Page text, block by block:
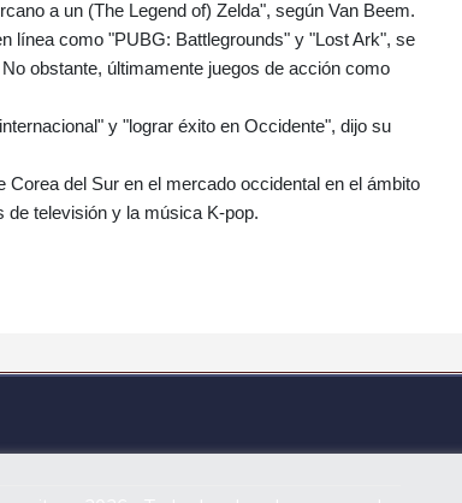
a un (The Legend of) Zelda", según Van Beem.
línea como "PUBG: Battlegrounds" y "Lost Ark", se
obstante, últimamente juegos de acción como
y "lograr éxito en Occidente", dijo su
Corea del Sur en el mercado occidental en el ámbito
de televisión y la música K-pop.